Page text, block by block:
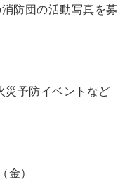
防団の活動写真を募
災予防イベントなど
金）